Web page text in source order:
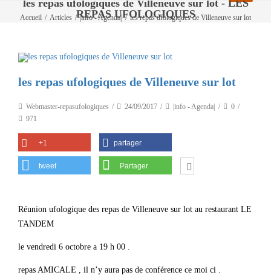
les repas ufologiques de Villeneuve sur lot - LES
REPAS UFOLOGIQUES
Accueil / Articles / |info - Agenda| / les repas ufologiques de Villeneuve sur lot
les repas ufologiques de Villeneuve sur lot
Webmaster-repasufologiques 24/09/2017 |info - Agenda|
0
971
+1 partager
tweet Partager
Réunion ufologique des repas de Villeneuve sur lot au restaurant LE
TANDEM
le vendredi 6 octobre a 19 h 00 .
repas AMICALE , il n’y aura pas de conférence ce moi ci .